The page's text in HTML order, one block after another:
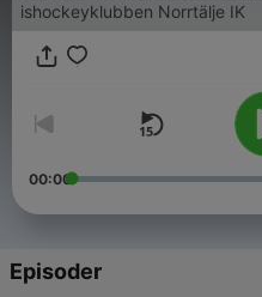
ishockeyklubben Norrtälje IK
00:00
Episoder